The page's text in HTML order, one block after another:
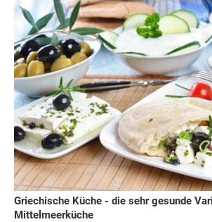
Griechische Küche - die sehr gesunde
Mittelmeerküche